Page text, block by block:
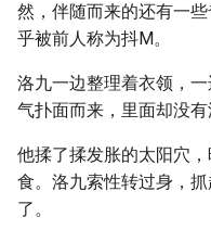
然，伴随而来的还有一
乎被前人称为抖M。
洛九一边整理着衣领，
气扑面而来，里面却没有
他揉了揉发胀的太阳穴
食。洛九索性转过身，
了。